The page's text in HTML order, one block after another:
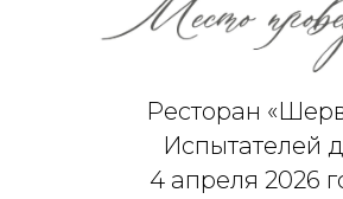
Ресторан
Испытателей
4 апреля 2026